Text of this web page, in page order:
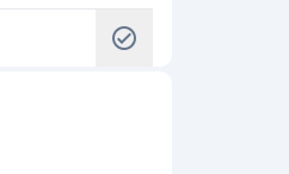
check_circle